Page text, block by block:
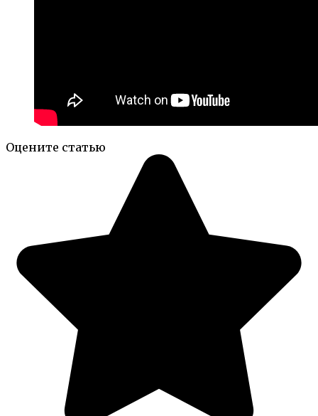
Оцените статью